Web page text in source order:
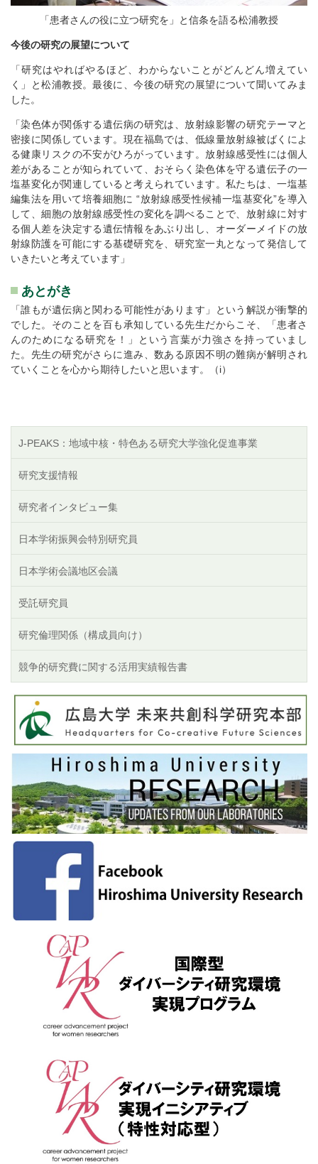
「患者さんの役に立つ研究を」と信条を語る松浦教授
今後の研究の展望について
「研究はやればやるほど、わからないことがどんどん増えてい
く」と松浦教授。最後に、今後の研究の展望について聞いてみま
した。
「染色体が関係する遺伝病の研究は、放射線影響の研究テーマと
密接に関係しています。現在福島では、低線量放射線被ばくによ
る健康リスクの不安がひろがっています。放射線感受性には個人
差があることが知られていて、おそらく染色体を守る遺伝子の一
塩基変化が関連していると考えられています。私たちは、一塩基
編集法を用いて培養細胞に “放射線感受性候補一塩基変化”を導入
して、細胞の放射線感受性の変化を調べることで、放射線に対す
る個人差を決定する遺伝情報をあぶり出し、オーダーメイドの放
射線防護を可能にする基礎研究を、研究室一丸となって発信して
いきたいと考えています」
あとがき
「誰もが遺伝病と関わる可能性があります」という解説が衝撃的
でした。そのことを百も承知している先生だからこそ、「患者さ
んのためになる研究を！」という言葉が力強さを持っていまし
た。先生の研究がさらに進み、数ある原因不明の難病が解明され
ていくことを心から期待したいと思います。（i）
J-PEAKS：地域中核・特色ある研究大学強化促進事業
研究支援情報
研究者インタビュー集
日本学術振興会特別研究員
日本学術会議地区会議
受託研究員
研究倫理関係（構成員向け）
競争的研究費に関する活用実績報告書